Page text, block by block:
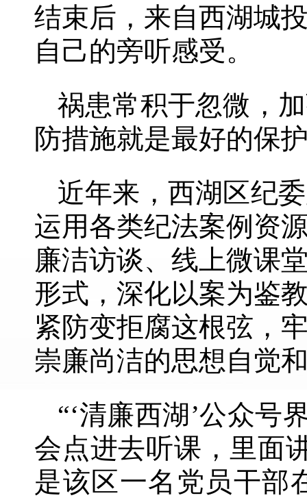
结束后，来自西湖城
自己的旁听感受。
祸患常积于忽微，
防措施就是最好的保
近年来，西湖区纪
运用各类纪法案例资
廉洁访谈、线上微课
形式，深化以案为鉴
紧防变拒腐这根弦，
崇廉尚洁的思想自觉
“‘清廉西湖’公众号
会点进去听课，里面
是该区一名党员干部